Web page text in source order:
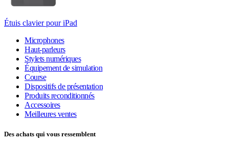
Étuis clavier pour iPad
Microphones
Haut-parleurs
Stylets numériques
Équipement de simulation
Course
Dispositifs de présentation
Produits reconditionnés
Accessoires
Meilleures ventes
Des achats qui vous ressemblent